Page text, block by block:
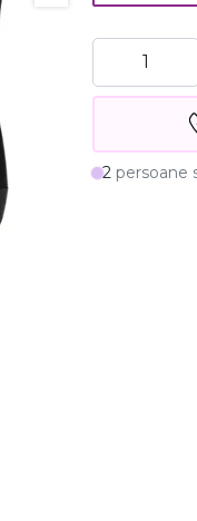
2 persoane